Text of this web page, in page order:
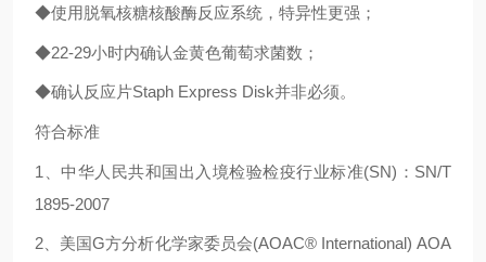
◆使用脱氧核糖核酸酶反应系统，特异性更强；
◆22-29小时内确认金黄色葡萄求菌数；
◆确认反应片Staph Express Disk并非必须。
符合标准
1、中华人民共和国出入境检验检疫行业标准(SN)：SN/T
1895-2007
2、美国G方分析化学家委员会(AOAC® International) AOA